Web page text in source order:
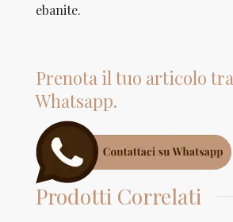
ebanite.
Prenota il tuo articolo
Whatsapp.
Prodotti Correlati